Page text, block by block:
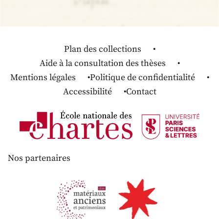
Plan des collections
Aide à la consultation des thèses
Mentions légales
Politique de confidentialité
Accessibilité
Contact
Nos partenaires